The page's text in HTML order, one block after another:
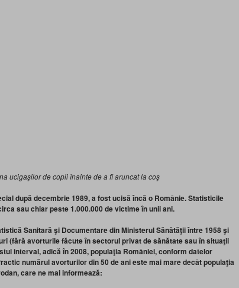
ucigaşilor de copii înainte de a fi aruncat la coş
după decembrie 1989, a fost ucisă încă o Românie. Statisticile
sau chiar peste 1.000.000 de victime în unii ani.
Sanitară şi Documentare din Ministerul Sănătăţiiîntre 1958 şi
(fără avorturile făcute în sectorul privat de sănătate sau în situaţii
interval, adică în 2008, populaţia României, conform datelor
numărul avorturilor din 50 de ani este mai mare decât populaţia
care ne mai informează: